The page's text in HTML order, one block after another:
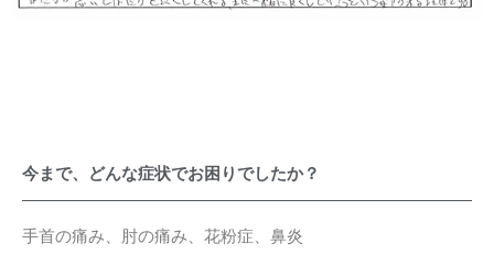
今まで、どんな症状でお困りでしたか？
手首の痛み、肘の痛み、花粉症、鼻炎